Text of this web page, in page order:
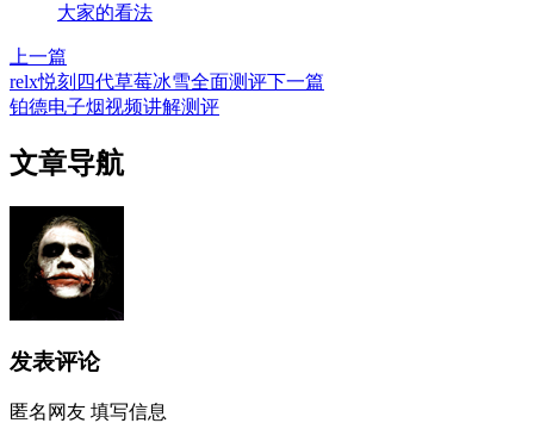
大家的看法
上一篇
relx悦刻四代草莓冰雪全面测评下一篇
铂德电子烟视频讲解测评
文章导航
发表评论
匿名网友 填写信息